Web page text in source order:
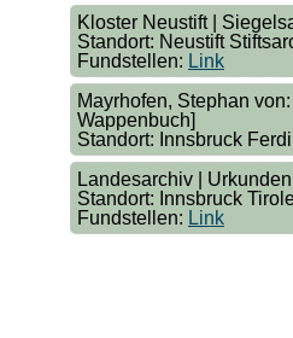
Kloster Neustift |
Standort: Neustift
Fundstellen: Link
Mayrhofen, Stephan
Wappenbuch]
Standort: Innsbruck
Landesarchiv |
Standort: Innsbruck
Fundstellen: Link